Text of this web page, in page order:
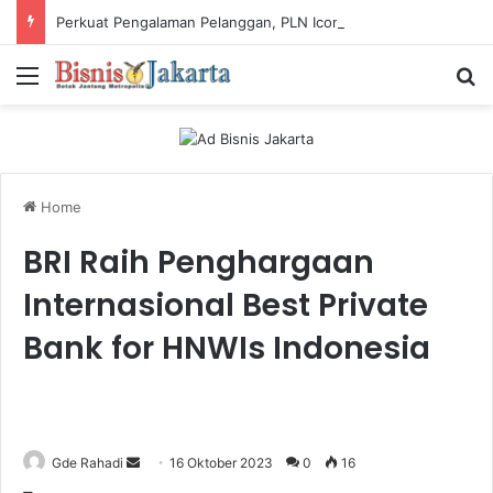
Menu
Home
BRI Raih Penghargaan
Internasional Best Private
Bank for HNWIs Indonesia
Gde Rahadi 16 Oktober 2023 0 16